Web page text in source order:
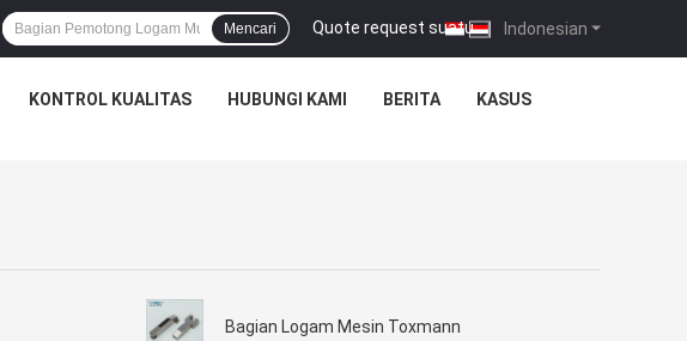
Indonesian
Quote request suatu |
Mencari
KONTROL KUALITAS HUBUNGI KAMI BERITA KASUS
Bagian Logam Mesin Toxmann